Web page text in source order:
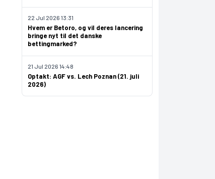
Hvem er Betoro, og vil deres lancering
bringe nyt til det danske
bettingmarked?
22 Jul 2026 13:31
Optakt: AGF vs. Lech Poznan (21. juli
2026)
21 Jul 2026 14:48